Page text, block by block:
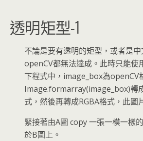
透明矩型-1
不論是要有透明的矩型，或者是
openCV都無法達成。此時只能使
下程式中，image_box為openCV
Image.formarray(image_box)轉
式，然後再轉成RGBA格式，此圖
緊接著由A圖 copy 一張一模一樣
於B圖上。